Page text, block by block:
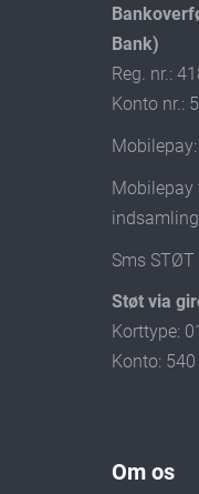
Bank)
Reg. nr.:
Konto nr.:
Mobilepay
Sms
Støt via
Korttype: 01
Konto:
Om os